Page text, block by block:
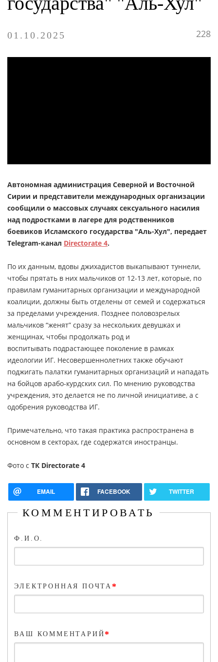
01.10.2025 228
Автономная администрация Северной и Восточной
Сирии и представители международных организации
сообщили о массовых случаях сексуального насилия
над подростками в лагере для родственников
боевиков Исламского государства "Аль-Хул", передает
Telegram-канал Directorate 4.
По их данным, вдовы джихадистов выкапывают туннели,
чтобы прятать в них мальчиков от 12-13 лет, которые, по
правилам гуманитарных организации и международной
коалиции, должны быть отделены от семей и содержаться
за пределами учреждения. Позднее половозрелых
мальчиков “женят” сразу за нескольких девушках и
женщинах, чтобы продолжать род и
воспитывать подрастающее поколение в рамках
идеологии ИГ. Несовершеннолетних также обучают
поджигать палатки гуманитарных организаций и нападать
на бойцов арабо-курдских сил. По мнению руководства
учреждения, это делается не по личной инициативе, а с
одобрения руководства ИГ.
Примечательно, что такая практика распространена в
основном в секторах, где содержатся иностранцы.
Фото с ТК Directorate 4
EMAIL FACEBOOK TWITTER
КОММЕНТИРОВАТЬ
Ф.И.О.
ЭЛЕКТРОННАЯ ПОЧТА *
ВАШ КОММЕНТАРИЙ *